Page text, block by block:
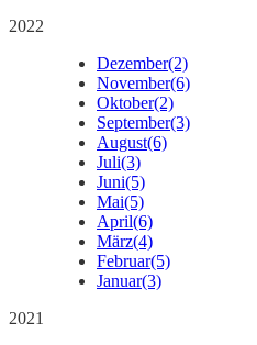
2022
Dezember(2)
November(6)
Oktober(2)
September(3)
August(6)
Juli(3)
Juni(5)
Mai(5)
April(6)
März(4)
Februar(5)
Januar(3)
2021